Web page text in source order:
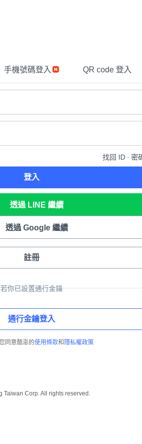
手機號碼登入 QR code 登入
找回 ID ∙ 密
登入
透過 LINE 繼續
透過 Google 繼續
註冊
若你已設置通行金鑰
通行金鑰登入
同意酷澎的使用條款和 隱私權政策
Taiwan Corp. All rights reserved.